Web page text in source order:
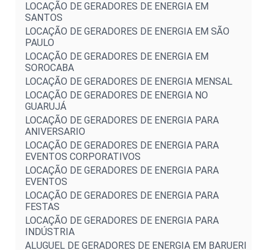
LOCAÇÃO DE GERADORES DE ENERGIA EM
SANTOS
LOCAÇÃO DE GERADORES DE ENERGIA EM SÃO
PAULO
LOCAÇÃO DE GERADORES DE ENERGIA EM
SOROCABA
LOCAÇÃO DE GERADORES DE ENERGIA MENSAL
LOCAÇÃO DE GERADORES DE ENERGIA NO
GUARUJÁ
LOCAÇÃO DE GERADORES DE ENERGIA PARA
ANIVERSARIO
LOCAÇÃO DE GERADORES DE ENERGIA PARA
EVENTOS CORPORATIVOS
LOCAÇÃO DE GERADORES DE ENERGIA PARA
EVENTOS
LOCAÇÃO DE GERADORES DE ENERGIA PARA
FESTAS
LOCAÇÃO DE GERADORES DE ENERGIA PARA
INDÚSTRIA
ALUGUEL DE GERADORES DE ENERGIA EM BARUERI